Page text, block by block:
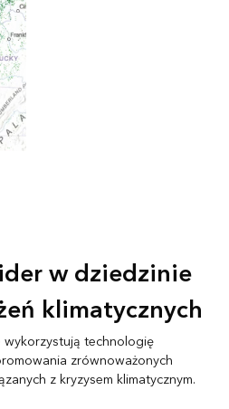
w dziedzinie
klimatycznych
wykorzystują technologię
zrównoważonych
z kryzysem klimatycznym.